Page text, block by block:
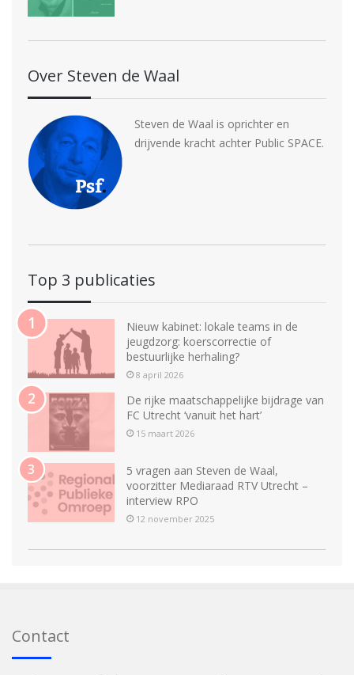
Over Steven de Waal
Steven de Waal is oprichter en
drijvende kracht achter Public SPACE.
Top 3 publicaties
Nieuw kabinet: lokale teams in de
jeugdzorg: koerscorrectie of
bestuurlijke herhaling?
8 april 2026
De rijke maatschappelijke bijdrage van
FC Utrecht ‘vanuit het hart’
15 maart 2026
5 vragen aan Steven de Waal,
voorzitter Mediaraad RTV Utrecht –
interview RPO
12 november 2025
Contact